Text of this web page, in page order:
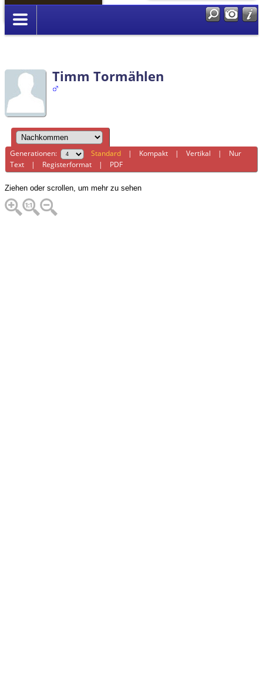
Anmelden
Timm Tormählen
Generationen: Standard | Kompakt |Vertikal | Nur
Text | Registerformat | PDF
Ziehen oder scrollen, um mehr zu sehen